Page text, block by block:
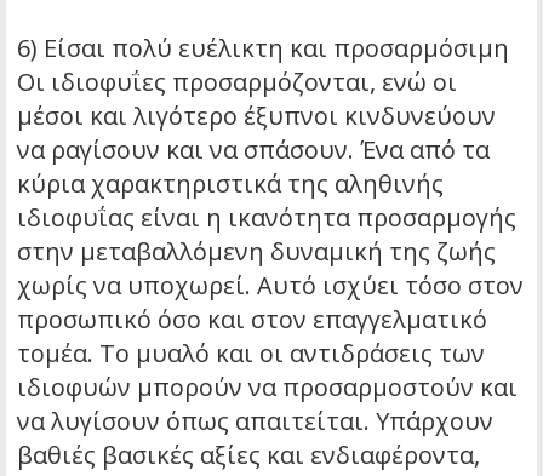
6) Είσαι πολύ ευέλικτη και προσαρμόσιμη
Οι ιδιοφυΐες προσαρμόζονται, ενώ οι
μέσοι και λιγότερο έξυπνοι κινδυνεύουν
να ραγίσουν και να σπάσουν. Ένα από τα
κύρια χαρακτηριστικά της αληθινής
ιδιοφυΐας είναι η ικανότητα προσαρμογής
στην μεταβαλλόμενη δυναμική της ζωής
χωρίς να υποχωρεί. Αυτό ισχύει τόσο στον
προσωπικό όσο και στον επαγγελματικό
τομέα. Το μυαλό και οι αντιδράσεις των
ιδιοφυών μπορούν να προσαρμοστούν και
να λυγίσουν όπως απαιτείται. Υπάρχουν
βαθιές βασικές αξίες και ενδιαφέροντα,